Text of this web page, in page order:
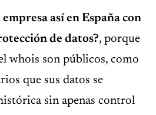
así en España con
de datos?, porque
whois son públicos, como
que sus datos se
sin apenas control